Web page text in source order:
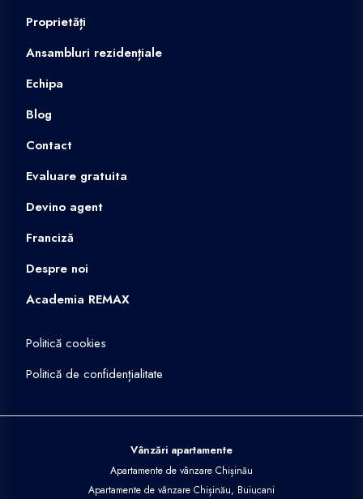
Proprietăți
Ansambluri rezidențiale
Echipa
Blog
Contact
Evaluare gratuita
Devino agent
Franciză
Despre noi
Academia REMAX
Politică cookies
Politică de confidențialitate
Vânzări apartamente
Apartamente de vânzare Chișinău
Apartamente de vânzare Chișinău, Buiucani